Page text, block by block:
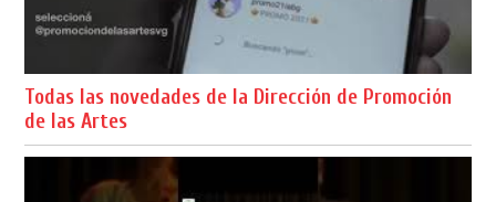
Todas las novedades de la Dirección de Promoción
de las Artes